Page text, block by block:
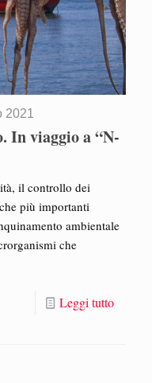
2021
In viaggio a “N-
il controllo dei
più importanti
ambientale
che
Leggi tutto